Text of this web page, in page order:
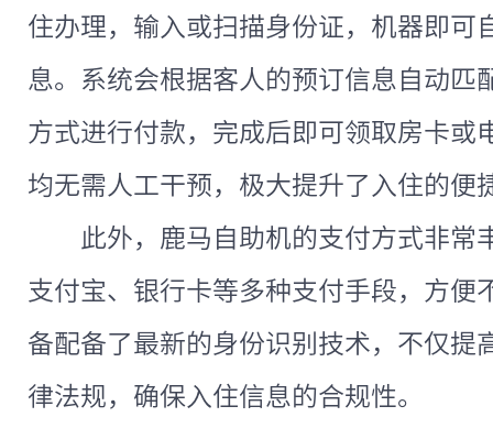
住办理，输入或扫描身份证，机器即可
息。系统会根据客人的预订信息自动匹
方式进行付款，完成后即可领取房卡或
均无需人工干预，极大提升了入住的便
此外，鹿马自助机的支付方式非常
支付宝、银行卡等多种支付手段，方便
备配备了最新的身份识别技术，不仅提
律法规，确保入住信息的合规性。